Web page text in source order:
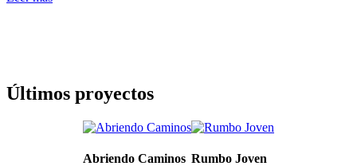
Últimos proyectos
Abriendo Caminos Rumbo Joven